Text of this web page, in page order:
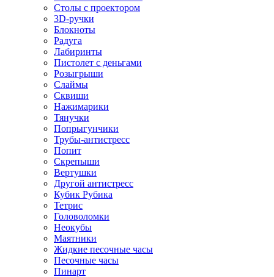
Столы с проектором
3D-ручки
Блокноты
Радуга
Лабиринты
Пистолет с деньгами
Розыгрыши
Слаймы
Сквиши
Нажимарики
Тянучки
Попрыгунчики
Трубы-антистресс
Попит
Скрепыши
Вертушки
Другой антистресс
Кубик Рубика
Тетрис
Головоломки
Неокубы
Маятники
Жидкие песочные часы
Песочные часы
Пинарт